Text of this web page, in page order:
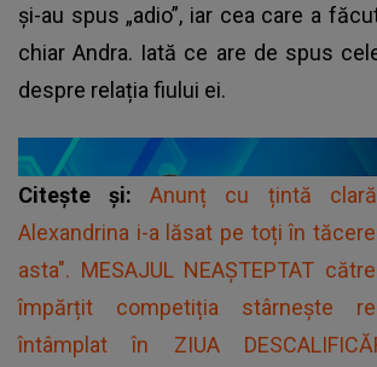
și-au spus „adio”, iar cea care a
chiar Andra. Iată ce are de spus
despre relația fiului ei.
Citește și:Anunț cu țintă
Alexandrina i-a lăsat pe toți în
asta". MESAJUL NEAȘTEPTAT
împărțit competiția stârnește
întâmplat în ZIUA